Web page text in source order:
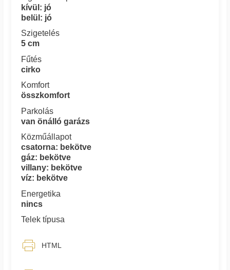
kívül: jó
belül: jó
Szigetelés
5 cm
Fűtés
cirko
Komfort
összkomfort
Parkolás
van önálló garázs
Közműállapot
csatorna: bekötve
gáz: bekötve
villany: bekötve
víz: bekötve
Energetika
nincs
Telek típusa
HTML